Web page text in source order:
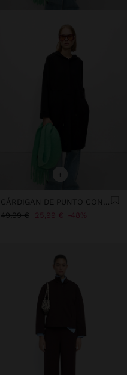
+
CÁRDIGAN DE PUNTO CON CAPUCHA
49,99 €
25,99 € 48%